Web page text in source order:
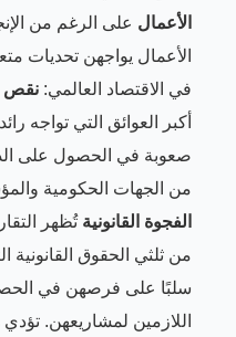
الأعمال على الرغم من
الأعمال يواجهن تحديات
في الاقتصاد العالمي: نقص
أكبر العوائق التي تواجه
صعوبة في الحصول على
من الجهات الحكومية
الفجوة القانونية تُظهر
من ثلثي الحقوق القانونية
سلبًا على فرصهن في
اللازمين لمشاريعهن. تؤدي